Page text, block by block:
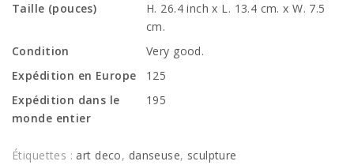
Taille (pouces)
H. 26.4 inch x L. 13.4 cm. x W. 7.5
cm.
Condition
Very good.
Expédition en Europe
125
Expédition dans le
monde entier
195
Étiquettes : art deco, danseuse, sculpture